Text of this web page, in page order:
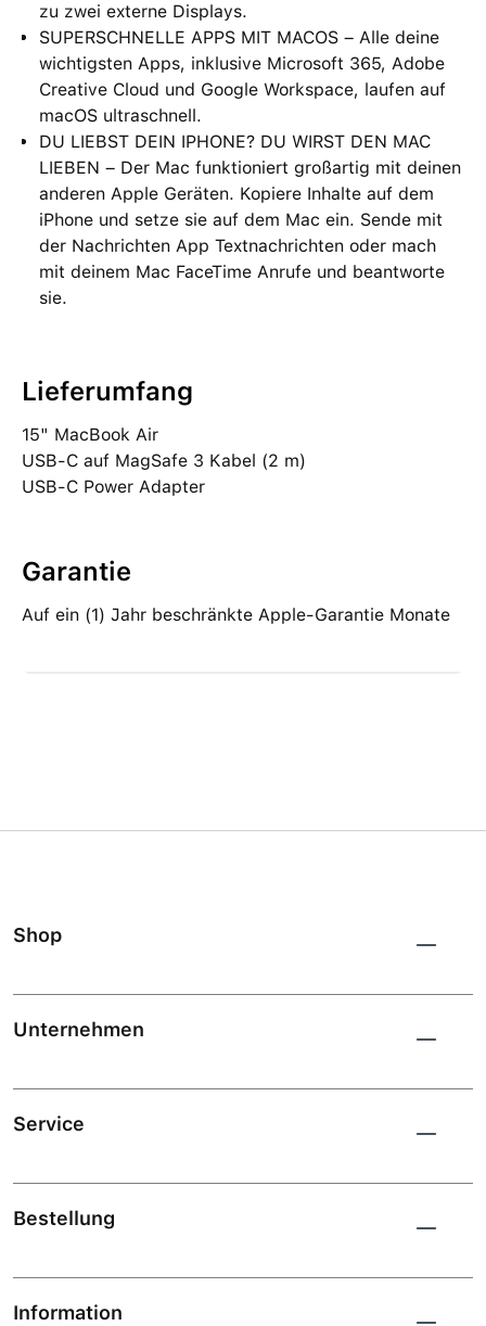
zu zwei externe Displays.
SUPERSCHNELLE APPS MIT MACOS – Alle deine
wichtigsten Apps, inklusive Microsoft 365, Adobe
Creative Cloud und Google Workspace, laufen auf
macOS ultraschnell.
DU LIEBST DEIN IPHONE? DU WIRST DEN MAC
LIEBEN – Der Mac funktioniert großartig mit deinen
anderen Apple Geräten. Kopiere Inhalte auf dem
iPhone und setze sie auf dem Mac ein. Sende mit
der Nachrichten App Textnachrichten oder mach
mit deinem Mac FaceTime Anrufe und beantworte
sie.
Lieferumfang
15" MacBook Air
USB‑C auf MagSafe 3 Kabel (2 m)
USB‑C Power Adapter
Garantie
Auf ein (1) Jahr beschränkte Apple-Garantie Monate
Shop
Unternehmen
Service
Bestellung
Information